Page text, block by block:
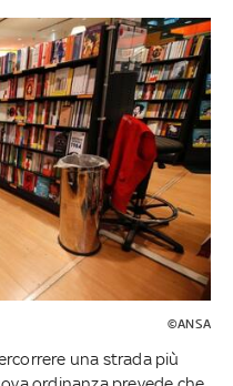
©ANSA
una strada più